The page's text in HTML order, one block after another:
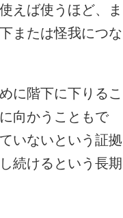
えば使うほど、ま
または怪我につな
に階下に下りるこ
向かうこともで
いないという証拠
続けるという長期